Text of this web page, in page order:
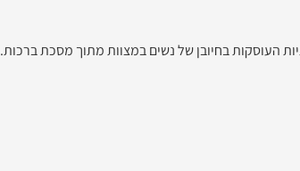
העוסקות בחיובן של נשים במצוות מתוך מסכת ברכות.